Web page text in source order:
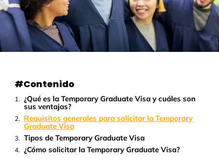
#Contenido
¿Qué es la Temporary Graduate Visa y cuáles son
sus ventajas?
Requisitos generales para solicitar la Temporary
Graduate Visa
Tipos de Temporary Graduate Visa
¿Cómo solicitar la Temporary Graduate Visa?